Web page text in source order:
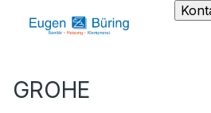
GROHE